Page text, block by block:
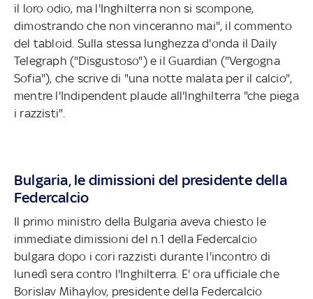
il loro odio, ma l'Inghilterra non si scompone,
dimostrando che non vinceranno mai", il commento
del tabloid. Sulla stessa lunghezza d'onda il Daily
Telegraph ("Disgustoso") e il Guardian ("Vergogna
Sofia"), che scrive di "una notte malata per il calcio",
mentre l'Indipendent plaude all'Inghilterra "che piega
i razzisti".
Bulgaria, le dimissioni del presidente della
Federcalcio
Il primo ministro della Bulgaria aveva chiesto le
immediate dimissioni del n.1 della Federcalcio
bulgara dopo i cori razzisti durante l'incontro di
lunedì sera contro l'Inghilterra. E' ora ufficiale che
Borislav Mihaylov, presidente della Federcalcio